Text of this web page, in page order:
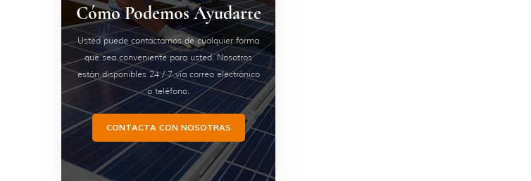
Cómo Podemos Ayudarte
Usted puede contactarnos de cualquier forma
que sea conveniente para usted. Nosotros
están disponibles 24 / 7 vía correo electrónico
o teléfono.
CONTACTA CON NOSOTRAS